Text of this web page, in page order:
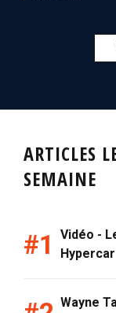
ARTICLES
SEMAINE
Vidéo -
Wayne